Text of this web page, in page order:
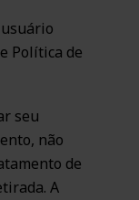
Política de
seu
não
de
A